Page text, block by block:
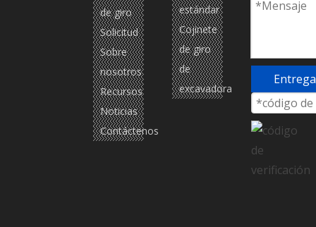
de giro
Solicitud
Sobre
nosotros
Recursos
Noticias
Contáctenos
estándar
Cojinete
de giro
de
excavadora